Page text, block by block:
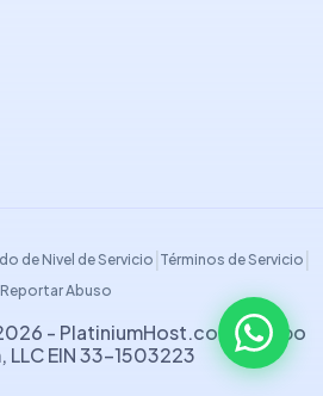
de Nivel de Servicio Términos de Servicio
Reportar Abuso
- PlatiniumHost.com | Grupo
LLC EIN 33-1503223